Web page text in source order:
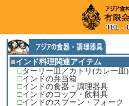
■インド料理関連アイテム
□ターリー皿／カトリ(カレー皿)
□インドの弁当箱
□インドの食器・調理器具
□インドのコップ・飲料具
□インドのスプーン・フォーク